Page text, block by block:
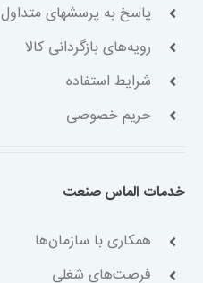
پاسخ به پرسشهای متداول
رویه‌های بازگردانی کالا
شرایط استفاده
حریم خصوصی
خدمات الماس صنعت
همکاری با سازمان‌ها
فرصت‌های شغلی